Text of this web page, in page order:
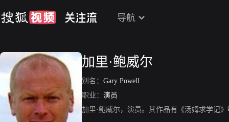
导航
加里·鲍威尔
别名： Gary Powell
职业： 演员
加里·鲍威尔，演员。其作品有《汤姆求学记》